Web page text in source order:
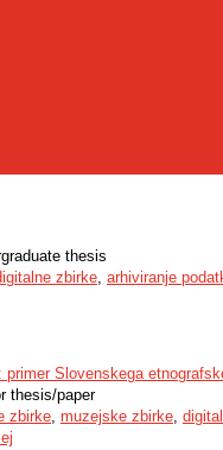
thesis
zbirke, arhiviranje
Slovenskega
thesis/paper
zbirke, muzejske zbirke,